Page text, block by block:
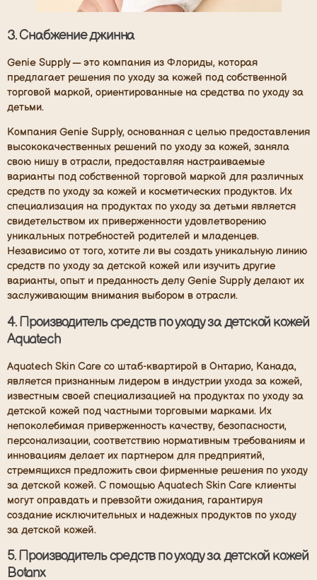
3.Снабжение джинна
Genie Supply — это компания из Флориды, которая
предлагает решения по уходу за кожей под собственной
торговой маркой, ориентированные на средства по уходу за
детьми.
Компания Genie Supply, основанная с целью предоставления
высококачественных решений по уходу за кожей, заняла
свою нишу в отрасли, предоставляя настраиваемые
варианты под собственной торговой маркой для различных
средств по уходу за кожей и косметических продуктов. Их
специализация на продуктах по уходу за детьми является
свидетельством их приверженности удовлетворению
уникальных потребностей родителей и младенцев.
Независимо от того, хотите ли вы создать уникальную линию
средств по уходу за детской кожей или изучить другие
варианты, опыт и преданность делу Genie Supply делают их
заслуживающим внимания выбором в отрасли.
4. Производитель средств по уходу за детской кожей
Aquatech
Aquatech Skin Care со штаб-квартирой в Онтарио, Канада,
является признанным лидером в индустрии ухода за кожей,
известным своей специализацией на продуктах по уходу за
детской кожей под частными торговыми марками. Их
непоколебимая приверженность качеству, безопасности,
персонализации, соответствию нормативным требованиям и
инновациям делает их партнером для предприятий,
стремящихся предложить свои фирменные решения по уходу
за детской кожей. С помощью Aquatech Skin Care клиенты
могут оправдать и превзойти ожидания, гарантируя
создание исключительных и надежных продуктов по уходу
за детской кожей.
5.Производитель средств по уходу за детской кожей
Botanx